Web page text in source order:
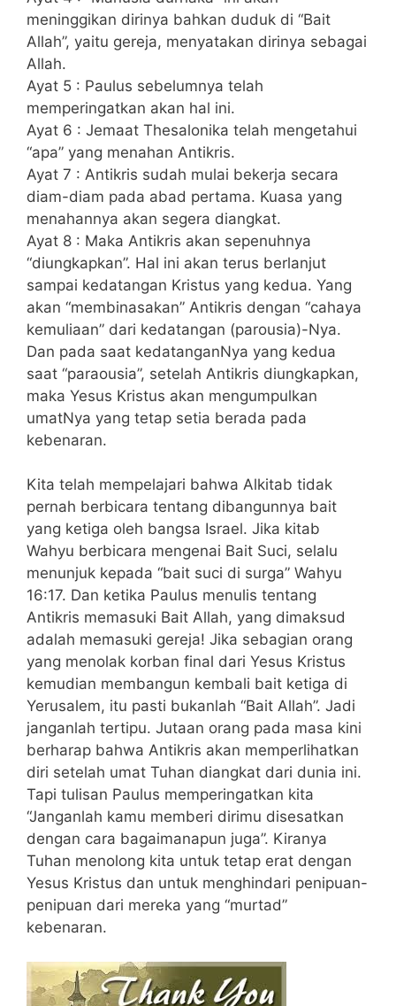
meninggikan dirinya bahkan duduk di “Bait
Allah”, yaitu gereja, menyatakan dirinya sebagai
Allah.
Ayat 5 : Paulus sebelumnya telah
memperingatkan akan hal ini.
Ayat 6 : Jemaat Thesalonika telah mengetahui
“apa” yang menahan Antikris.
Ayat 7 : Antikris sudah mulai bekerja secara
diam-diam pada abad pertama. Kuasa yang
menahannya akan segera diangkat.
Ayat 8 : Maka Antikris akan sepenuhnya
“diungkapkan”. Hal ini akan terus berlanjut
sampai kedatangan Kristus yang kedua. Yang
akan “membinasakan” Antikris dengan “cahaya
kemuliaan” dari kedatangan (parousia)-Nya.
Dan pada saat kedatanganNya yang kedua
saat “paraousia”, setelah Antikris diungkapkan,
maka Yesus Kristus akan mengumpulkan
umatNya yang tetap setia berada pada
kebenaran.
Kita telah mempelajari bahwa Alkitab tidak
pernah berbicara tentang dibangunnya bait
yang ketiga oleh bangsa Israel. Jika kitab
Wahyu berbicara mengenai Bait Suci, selalu
menunjuk kepada “bait suci di surga” Wahyu
16:17. Dan ketika Paulus menulis tentang
Antikris memasuki Bait Allah, yang dimaksud
adalah memasuki gereja! Jika sebagian orang
yang menolak korban final dari Yesus Kristus
kemudian membangun kembali bait ketiga di
Yerusalem, itu pasti bukanlah “Bait Allah”. Jadi
janganlah tertipu. Jutaan orang pada masa kini
berharap bahwa Antikris akan memperlihatkan
diri setelah umat Tuhan diangkat dari dunia ini.
Tapi tulisan Paulus memperingatkan kita
“Janganlah kamu memberi dirimu disesatkan
dengan cara bagaimanapun juga”. Kiranya
Tuhan menolong kita untuk tetap erat dengan
Yesus Kristus dan untuk menghindari penipuan-
penipuan dari mereka yang “murtad”
kebenaran.